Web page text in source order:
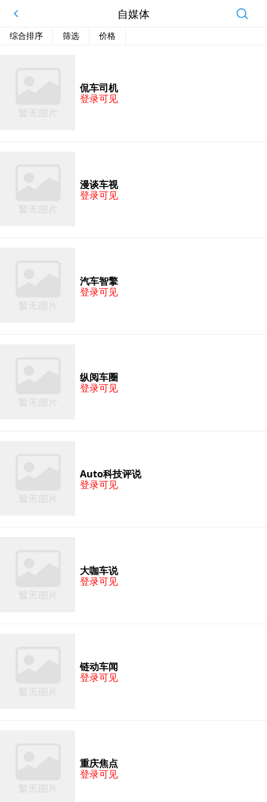
自媒体
综合排序 筛选 价格
侃车司机
登录可见
漫谈车视
登录可见
汽车智擎
登录可见
纵阅车圈
登录可见
Auto科技评说
登录可见
大咖车说
登录可见
链动车闻
登录可见
重庆焦点
登录可见